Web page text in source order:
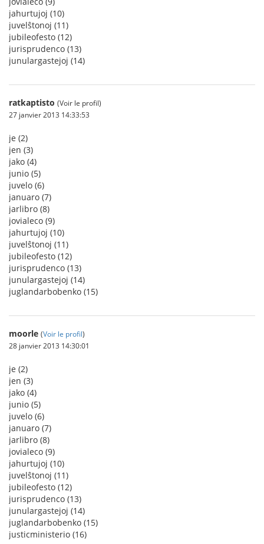
jahurtujoj (10)
juvelŝtonoj (11)
jubileofesto (12)
jurisprudenco (13)
junulargastejoj (14)
ratkaptisto (Voir le profil)
27 janvier 2013 14:33:53
je (2)
jen (3)
jako (4)
junio (5)
juvelo (6)
januaro (7)
jarlibro (8)
jovialeco (9)
jahurtujoj (10)
juvelŝtonoj (11)
jubileofesto (12)
jurisprudenco (13)
junulargastejoj (14)
juglandarbobenko (15)
moorle (Voir le profil)
28 janvier 2013 14:30:01
je (2)
jen (3)
jako (4)
junio (5)
juvelo (6)
januaro (7)
jarlibro (8)
jovialeco (9)
jahurtujoj (10)
juvelŝtonoj (11)
jubileofesto (12)
jurisprudenco (13)
junulargastejoj (14)
juglandarbobenko (15)
justicministerio (16)